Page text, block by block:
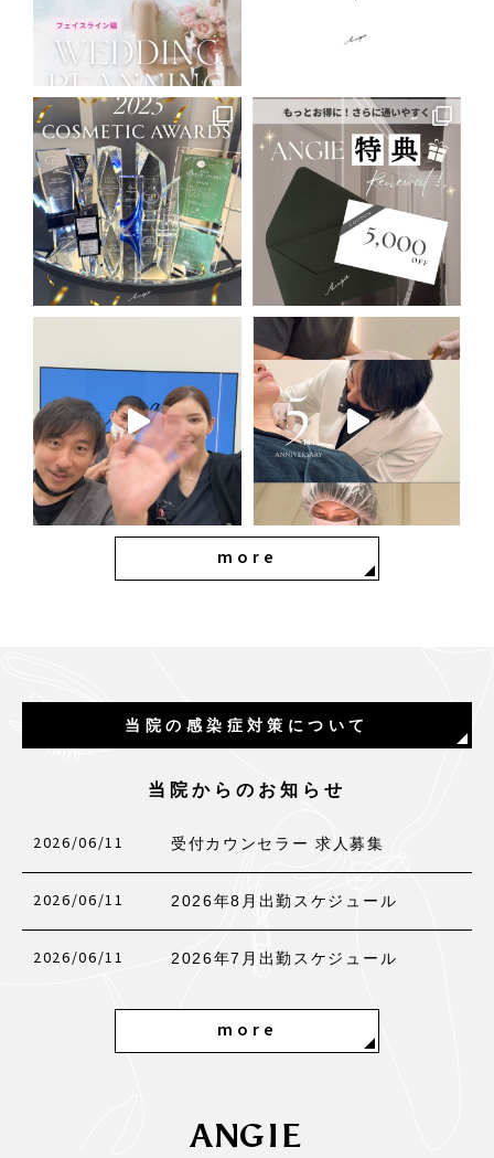
more
当院の感染症対策について
当院からのお知らせ
2026/06/11 受付カウンセラー 求人募集
2026/06/11 2026年8月出勤スケジュール
2026/06/11 2026年7月出勤スケジュール
more
ANGIE